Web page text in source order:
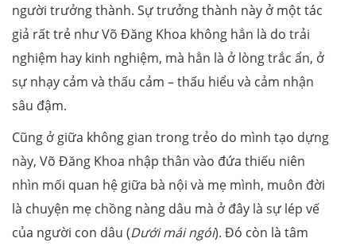
người trưởng thành. Sự trưởng thành này ở một tác
giả rất trẻ như Võ Đăng Khoa không hẳn là do trải
nghiệm hay kinh nghiệm, mà hẳn là ở lòng trắc ẩn, ở
sự nhạy cảm và thấu cảm – thấu hiểu và cảm nhận
sâu đậm.
Cũng ở giữa không gian trong trẻo do mình tạo dựng
này, Võ Đăng Khoa nhập thân vào đứa thiếu niên
nhìn mối quan hệ giữa bà nội và mẹ mình, muôn đời
là chuyện mẹ chồng nàng dâu mà ở đây là sự lép vế
của người con dâu (Dưới mái ngói). Đó còn là tâm